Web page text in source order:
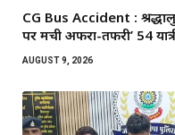
CG Bus Accident :
पर मची अफरा-तफरी’ 54
AUGUST 9, 2026